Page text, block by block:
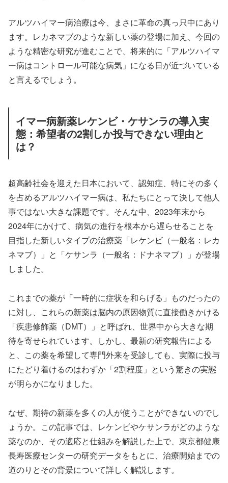
アルツハイマー病治療は今、まさに革命の真っ只中にあり
ます。レカネマブのような新しい薬の登場に加え、今回の
ような精密な研究が進むことで、将来的に「アルツハイマ
ー病はコントロール可能な病気」になる日が近づいている
と言えるでしょう。
イマー病新薬レケンビ・ケサンラの導入実
態：希望者の2割しか投与できない理由と
は？
超高齢社会を迎えた日本において、認知症、特にその多く
を占めるアルツハイマー病は、私たちにとって決して他人
事ではない大きな課題です。そんな中、2023年末から
2024年にかけて、病気の進行を根本から遅らせることを
目指した新しいタイプの治療薬「レケンビ（一般名：レカ
ネマブ）」と「ケサンラ（一般名：ドナネマブ）」が登場
しました。
これまでの薬が「一時的に症状を和らげる」ものだったの
に対し、これらの新薬は脳内の原因物質に直接働きかける
「疾患修飾薬（DMT）」と呼ばれ、世界中から大きな期
待を寄せられています。しかし、最新の研究報告による
と、この薬を希望して専門外来を受診しても、実際に投与
にたどり着けるのはわずか「2割程度」という驚きの実態
が明らかになりました。
なぜ、期待の新薬を多くの人が使うことができないのでし
ょうか。この記事では、レケンビやケサンラがどのような
薬なのか、その適応と仕組みを解説した上で、東京都健康
長寿医療センターの研究データをもとに、治療開始までの
道のりとその背景について詳しく解説します。